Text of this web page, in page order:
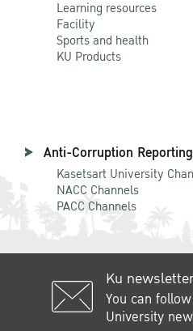
Learning resources
Facility
Sports and health
KU Products
Anti-Corruption
Kasetsart University
NACC Channels
PACC Channels
Ku
You can
University